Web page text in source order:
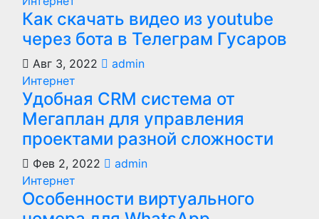
Как скачать видео из youtube
через бота в Телеграм Гусаров
Авг 3, 2022
admin
Интернет
Удобная CRM система от
Мегаплан для управления
проектами разной сложности
Фев 2, 2022
admin
Интернет
Особенности виртуального